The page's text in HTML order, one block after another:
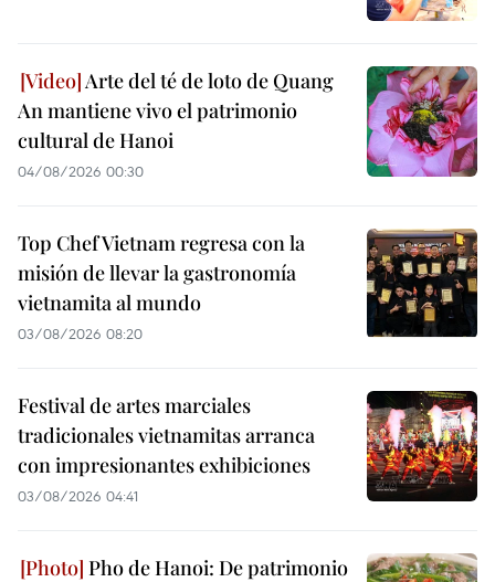
Arte del té de loto de Quang
An mantiene vivo el patrimonio
cultural de Hanoi
04/08/2026 00:30
Top Chef Vietnam regresa con la
misión de llevar la gastronomía
vietnamita al mundo
03/08/2026 08:20
Festival de artes marciales
tradicionales vietnamitas arranca
con impresionantes exhibiciones
03/08/2026 04:41
Pho de Hanoi: De patrimonio